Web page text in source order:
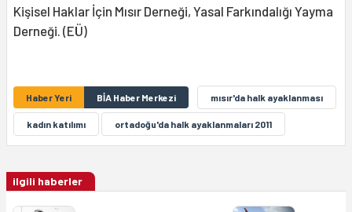
Kişisel Haklar İçin Mısır Derneği, Yasal Farkındalığı Yayma
Derneği. (EÜ)
Haber Yeri BİA Haber Merkezi mısır'da halk ayaklanması
kadın katılımı ortadoğu'da halk ayaklanmaları 2011
ilgili haberler